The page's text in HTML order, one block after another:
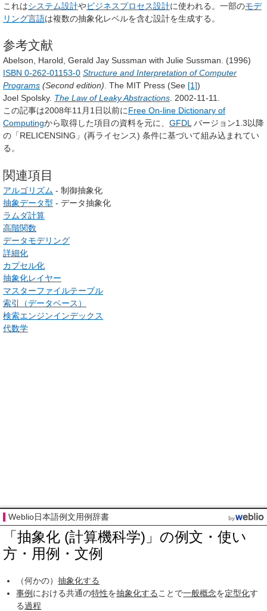
これはシステム設計やビジネスプロセス設計に使われる。一部のモデ
リング言語は複数の抽象化レベルを含む設計を生成する。
参考文献
Abelson, Harold, Gerald Jay Sussman with Julie Sussman. (1996)
ISBN 0-262-01153-0 Structure and Interpretation of Computer
Programs (Second edition). The MIT Press (See [1])
Joel Spolsky. The Law of Leaky Abstractions. 2002-11-11.
この記事は2008年11月1日以前にFree On-line Dictionary of
Computingから取得した項目の資料を元に、 GFDLバージョン1.3以降
の「RELICENSING」(再ライセンス) 条件に基づいて組み込まれてい
る。
関連項目
アルゴリズム - 制御抽象化
抽象データ型 - データ抽象化
ラムダ計算
高階関数
データモデリング
詳細化
カプセル化
抽象化レイヤー
マスターファイルテーブル
索引（データベース）
検索エンジンインデックス
代数学
Weblio日本語例文用例辞書
「抽象化 (計算機科学)」の例文・使い
方・用例・文例
（何かの）抽象化する
事例 における共通の特性を抽象化する ことで一般概念を定型化す
る過程